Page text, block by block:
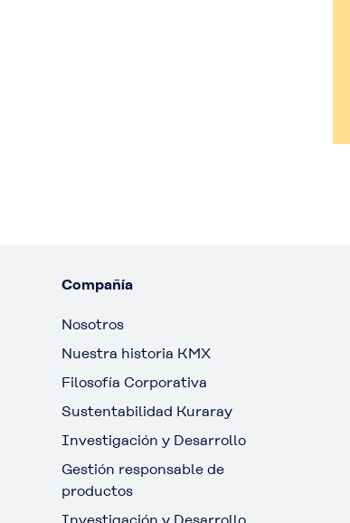
Compañía
Nosotros
Nuestra historia KMX
Filosofía Corporativa
Sustentabilidad Kuraray
Investigación y Desarrollo
Gestión responsable de
productos